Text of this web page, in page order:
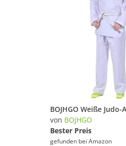
von BOJHGO
Bester Preis
gefunden bei Amazon